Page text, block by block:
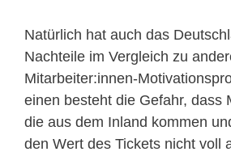
Natürlich hat auch das
Nachteile im Vergleich zu
Mitarbeiter:innen-
einen besteht die Gefahr, dass
die aus dem Inland kommen
den Wert des Tickets nicht voll